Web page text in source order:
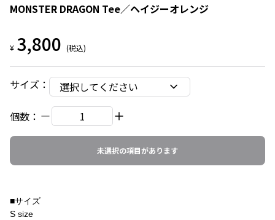
MONSTER DRAGON Tee／ヘイジーオレンジ
¥ 3,800 (税込)
サイズ ：
選択してください
個数：
未選択の項目があります
■サイズ
S size